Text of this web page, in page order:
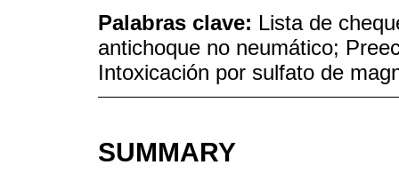
Palabras clave: Lista de
antichoque no neumático;
Intoxicación por sulfato de
SUMMARY